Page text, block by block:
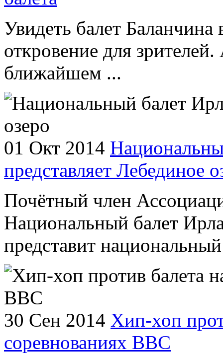
Увидеть балет
откровение для
ближайшем ...
01 Окт 2014
представляет Лебединое
Почётный член
Национальный балет
представит
30 Сен 2014 Хип-хоп
соревнованиях ВВС